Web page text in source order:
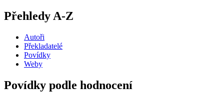
Přehledy A-Z
Autoři
Překladatelé
Povídky
Weby
Povídky podle hodnocení